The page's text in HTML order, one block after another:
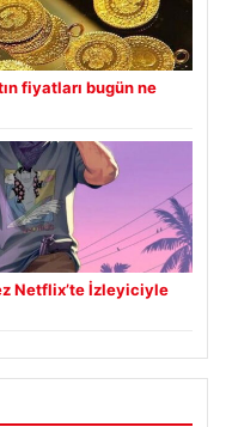
fiyatları bugün ne
Netflix’te İzleyiciyle